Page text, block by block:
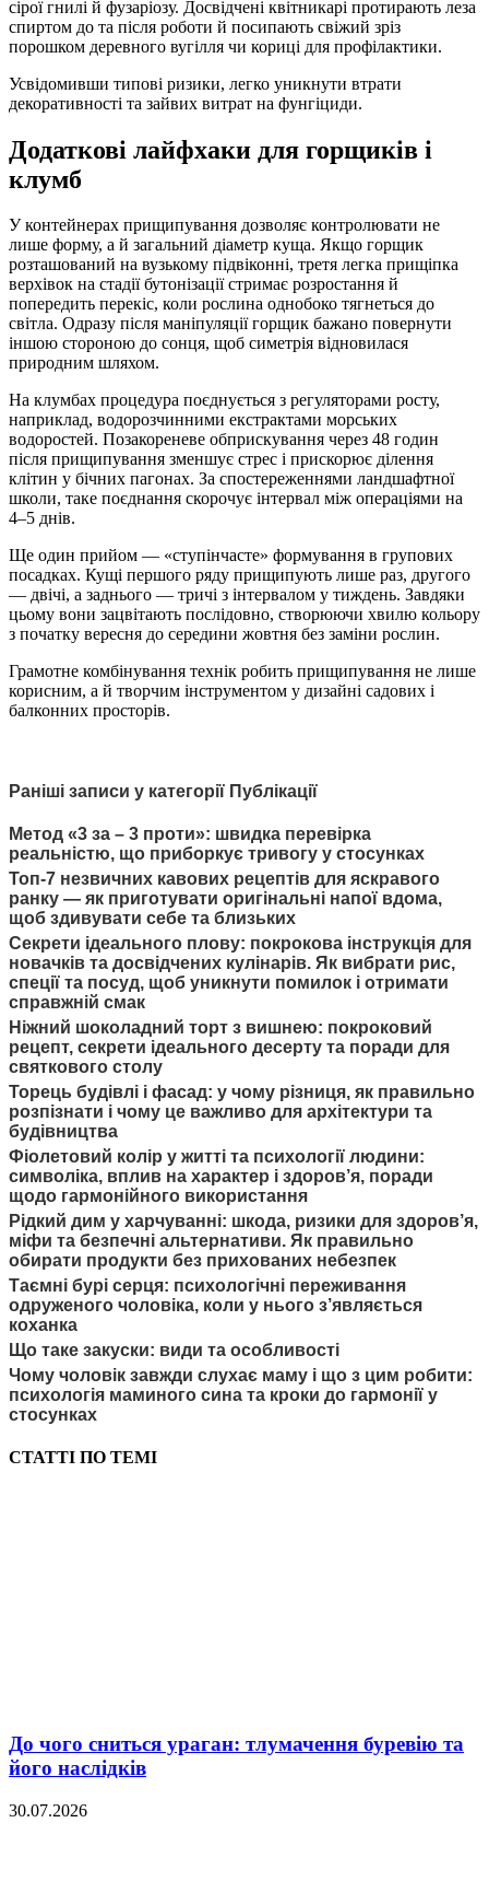
сірої гнилі й фузаріозу. Досвідчені квітникарі протирають леза
спиртом до та після роботи й посипають свіжий зріз
порошком деревного вугілля чи кориці для профілактики.
Усвідомивши типові ризики, легко уникнути втрати
декоративності та зайвих витрат на фунгіциди.
Додаткові лайфхаки для горщиків і
клумб
У контейнерах прищипування дозволяє контролювати не
лише форму, а й загальний діаметр куща. Якщо горщик
розташований на вузькому підвіконні, третя легка прищіпка
верхівок на стадії бутонізації стримає розростання й
попередить перекіс, коли рослина однобоко тягнеться до
світла. Одразу після маніпуляції горщик бажано повернути
іншою стороною до сонця, щоб симетрія відновилася
природним шляхом.
На клумбах процедура поєднується з регуляторами росту,
наприклад, водорозчинними екстрактами морських
водоростей. Позакореневе обприскування через 48 годин
після прищипування зменшує стрес і прискорює ділення
клітин у бічних пагонах. За спостереженнями ландшафтної
школи, таке поєднання скорочує інтервал між операціями на
4–5 днів.
Ще один прийом — «ступінчасте» формування в групових
посадках. Кущі першого ряду прищипують лише раз, другого
— двічі, а заднього — тричі з інтервалом у тиждень. Завдяки
цьому вони зацвітають послідовно, створюючи хвилю кольору
з початку вересня до середини жовтня без заміни рослин.
Грамотне комбінування технік робить прищипування не лише
корисним, а й творчим інструментом у дизайні садових і
балконних просторів.
Раніші записи у категорії Публікації
Метод «3 за – 3 проти»: швидка перевірка
реальністю, що приборкує тривогу у стосунках
Топ-7 незвичних кавових рецептів для яскравого
ранку — як приготувати оригінальні напої вдома,
щоб здивувати себе та близьких
Секрети ідеального плову: покрокова інструкція для
новачків та досвідчених кулінарів. Як вибрати рис,
спеції та посуд, щоб уникнути помилок і отримати
справжній смак
Ніжний шоколадний торт з вишнею: покроковий
рецепт, секрети ідеального десерту та поради для
святкового столу
Торець будівлі і фасад: у чому різниця, як правильно
розпізнати і чому це важливо для архітектури та
будівництва
Фіолетовий колір у житті та психології людини:
символіка, вплив на характер і здоров’я, поради
щодо гармонійного використання
Рідкий дим у харчуванні: шкода, ризики для здоров’я,
міфи та безпечні альтернативи. Як правильно
обирати продукти без прихованих небезпек
Таємні бурі серця: психологічні переживання
одруженого чоловіка, коли у нього з’являється
коханка
Що таке закуски: види та особливості
Чому чоловік завжди слухає маму і що з цим робити:
психологія маминого сина та кроки до гармонії у
стосунках
СТАТТІ ПО ТЕМІ
До чого сниться ураган: тлумачення буревію та
його наслідків
30.07.2026